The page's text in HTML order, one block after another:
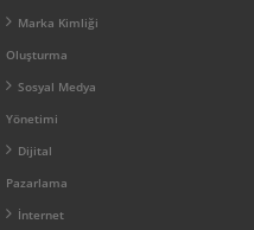
Marka Kimliği
Oluşturma
Sosyal Medya
Yönetimi
Dijital
Pazarlama
İnternet